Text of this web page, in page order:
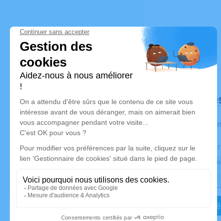
Déroulé
Les
Activez une
Recevoir une
Je veux